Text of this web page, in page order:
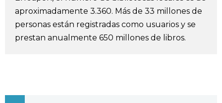
Vídeos e imágenes
aproximadamente 3.360. Más de 33 millones de
personas están registradas como usuarios y se
prestan anualmente 650 millones de libros.